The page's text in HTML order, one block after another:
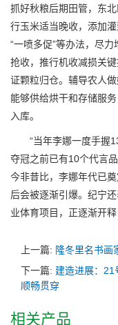
抓好秋粮后期田管，东
行玉米适当晚收，添加
“一喷多促”等办法，尽
抢收，推行机收减损关
证颗粒归仓。辅导农人
能够供给烘干和存储服
入库。
“当年李娜一度手握13
夺冠之前已有10个代言
今非昔比，李娜年代已
后会被逐渐引爆。纪宁
业体育项目，正逐渐开释
上一篇: 隆冬里名书画
下一篇: 建造进展：21
顺畅贯穿
相关产品